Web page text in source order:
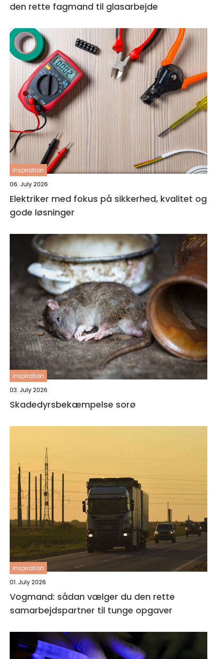
den rette fagmand til glasarbejde
inspiration
06. July 2026
Elektriker med fokus på sikkerhed, kvalitet og
gode løsninger
inspiration
03. July 2026
Skadedyrsbekæmpelse sorø
inspiration
01. July 2026
Vogmand: sådan vælger du den rette
samarbejdspartner til tunge opgaver